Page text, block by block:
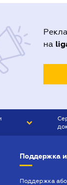
на
Поддержка
Поддержка